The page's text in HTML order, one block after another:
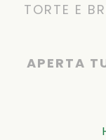
TORTE E
APERTA